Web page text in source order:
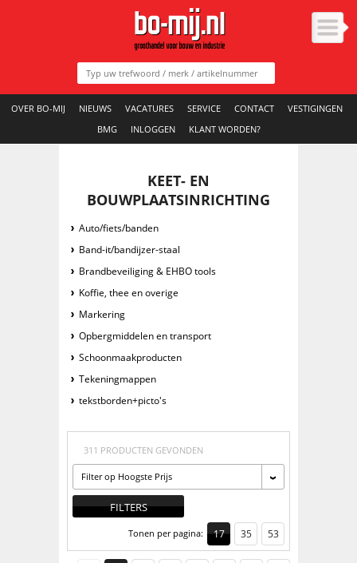
OVER BO-MIJ NIEUWS VACATURES SERVICE CONTACT
VESTIGINGEN
BMG
INLOGGEN KLANT WORDEN?
KEET- EN
BOUWPLAATSINRICHTING
Auto/fiets/banden
Band-it/bandijzer-staal
Brandbeveiliging & EHBO tools
Koffie, thee en overige
Markering
Opbergmiddelen en transport
Schoonmaakproducten
Tekeningmappen
tekstborden+picto's
311 PRODUCTEN GEVONDEN
Filter op Hoogste Prijs
FILTERS
Tonen per pagina: 17 35 53